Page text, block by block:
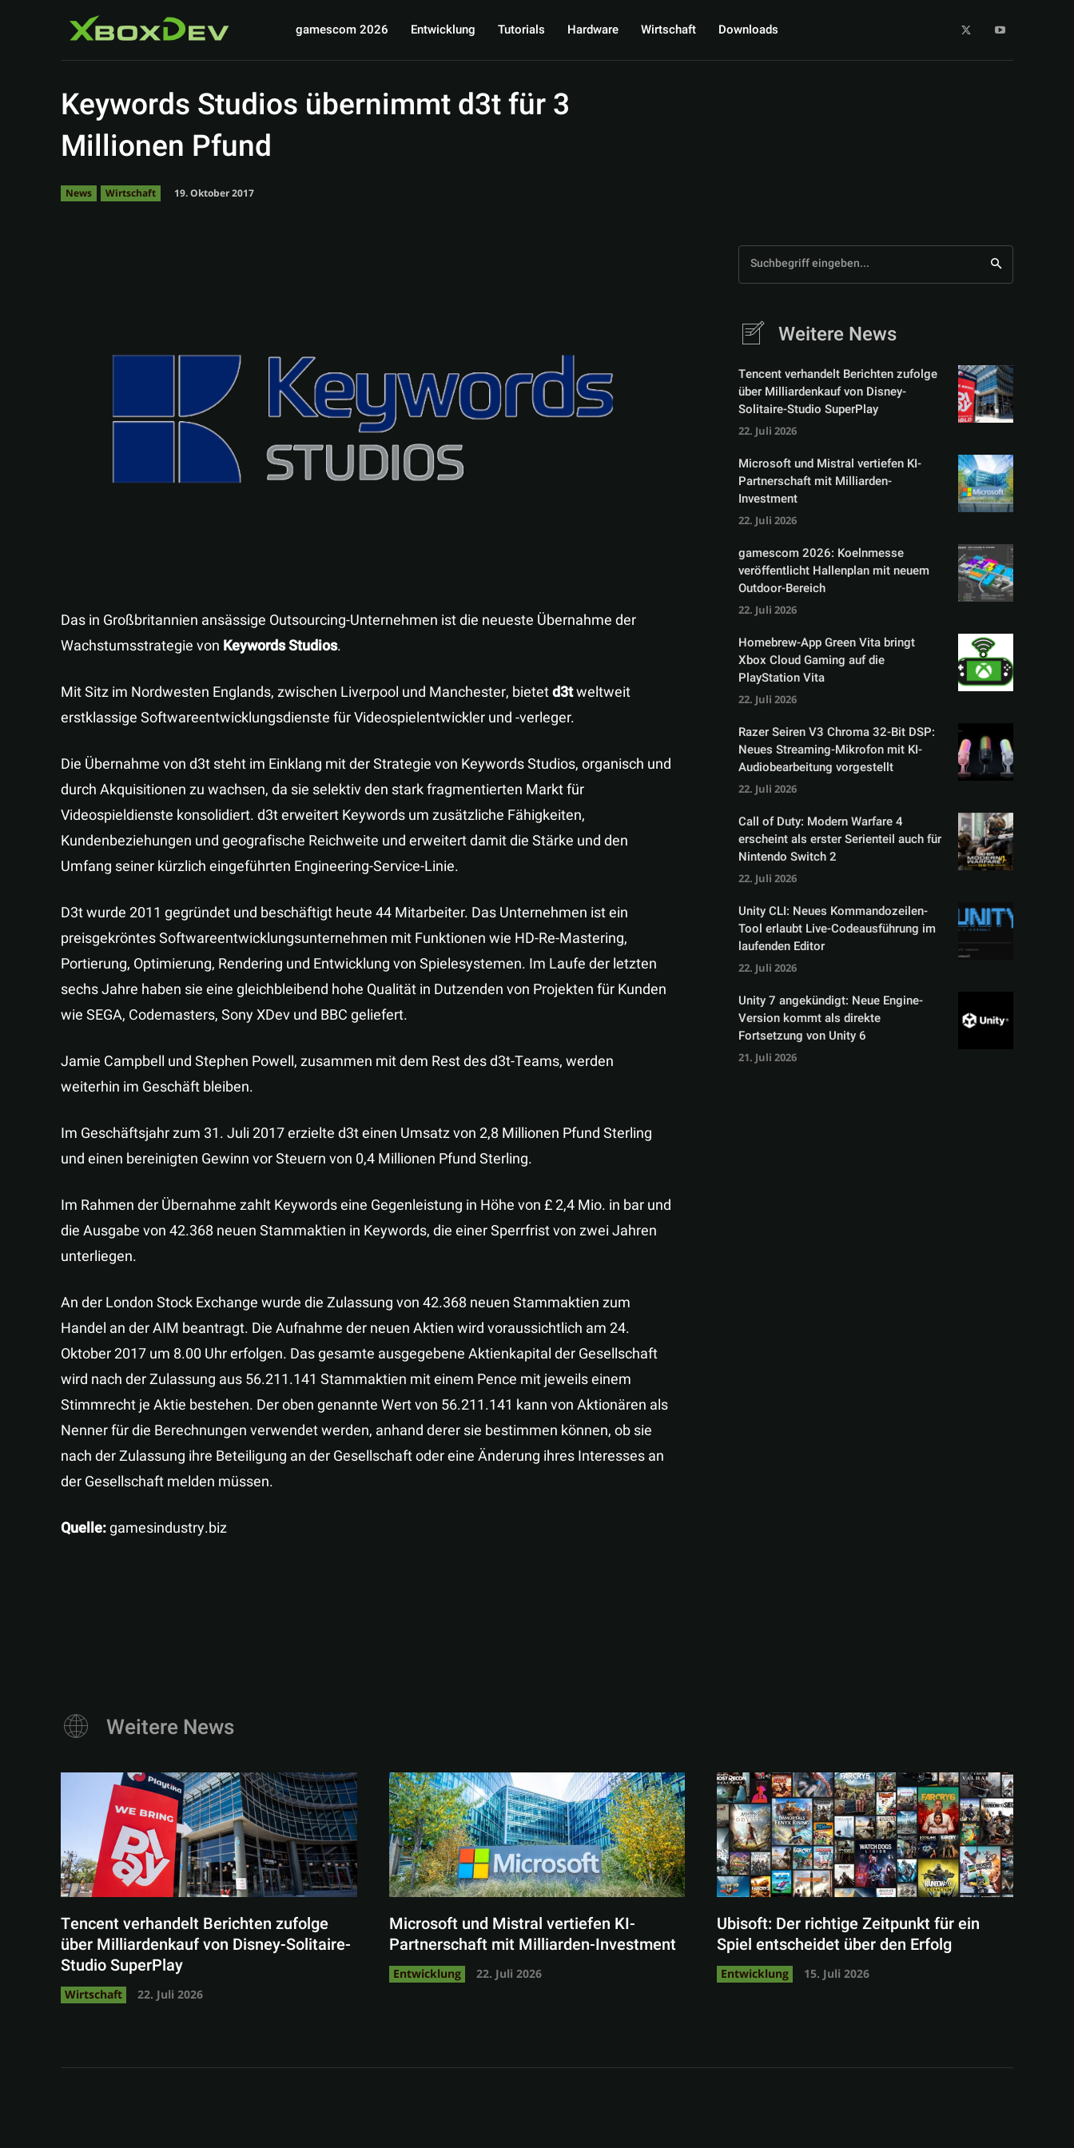
gamescom 2026 Entwicklung Tutorials Hardware Wirtschaft Downloads
Keywords Studios übernimmt d3t für 3
Millionen Pfund
News Wirtschaft 19. Oktober 2017
Das in Großbritannien ansässige Outsourcing-Unternehmen ist die neueste Übernahme der
Wachstumsstrategie von Keywords Studios.
Mit Sitz im Nordwesten Englands, zwischen Liverpool und Manchester, bietetd3tweltweit
erstklassige Softwareentwicklungsdienste für Videospielentwickler und -verleger.
Die Übernahme von d3t steht im Einklang mit der Strategie von Keywords Studios, organisch und
durch Akquisitionen zu wachsen, da sie selektiv den stark fragmentierten Markt für
Videospieldienste konsolidiert. d3t erweitert Keywords um zusätzliche Fähigkeiten,
Kundenbeziehungen und geografische Reichweite und erweitert damit die Stärke und den
Umfang seiner kürzlich eingeführten Engineering-Service-Linie.
D3t wurde 2011 gegründet und beschäftigt heute 44 Mitarbeiter. Das Unternehmen ist ein
preisgekröntes Softwareentwicklungsunternehmen mit Funktionen wie HD-Re-Mastering,
Portierung, Optimierung, Rendering und Entwicklung von Spielesystemen. Im Laufe der letzten
sechs Jahre haben sie eine gleichbleibend hohe Qualität in Dutzenden von Projekten für Kunden
wie SEGA, Codemasters, Sony XDev und BBC geliefert.
Jamie Campbell und Stephen Powell, zusammen mit dem Rest des d3t-Teams, werden
weiterhin im Geschäft bleiben.
Im Geschäftsjahr zum 31. Juli 2017 erzielte d3t einen Umsatz von 2,8 Millionen Pfund Sterling
und einen bereinigten Gewinn vor Steuern von 0,4 Millionen Pfund Sterling.
Im Rahmen der Übernahme zahlt Keywords eine Gegenleistung in Höhe von £ 2,4 Mio. in bar und
die Ausgabe von 42.368 neuen Stammaktien in Keywords, die einer Sperrfrist von zwei Jahren
unterliegen.
An der London Stock Exchange wurde die Zulassung von 42.368 neuen Stammaktien zum
Handel an der AIM beantragt. Die Aufnahme der neuen Aktien wird voraussichtlich am 24.
Oktober 2017 um 8.00 Uhr erfolgen. Das gesamte ausgegebene Aktienkapital der Gesellschaft
wird nach der Zulassung aus 56.211.141 Stammaktien mit einem Pence mit jeweils einem
Stimmrecht je Aktie bestehen. Der oben genannte Wert von 56.211.141 kann von Aktionären als
Nenner für die Berechnungen verwendet werden, anhand derer sie bestimmen können, ob sie
nach der Zulassung ihre Beteiligung an der Gesellschaft oder eine Änderung ihres Interesses an
der Gesellschaft melden müssen.
Quelle:gamesindustry.biz
Suchbegriff eingeben...
Weitere News
Tencent verhandelt Berichten zufolge
über Milliardenkauf von Disney-
Solitaire-Studio SuperPlay
22. Juli 2026
Microsoft und Mistral vertiefen KI-
Partnerschaft mit Milliarden-
Investment
22. Juli 2026
gamescom 2026: Koelnmesse
veröffentlicht Hallenplan mit neuem
Outdoor-Bereich
22. Juli 2026
Homebrew-App Green Vita bringt
Xbox Cloud Gaming auf die
PlayStation Vita
22. Juli 2026
Razer Seiren V3 Chroma 32-Bit DSP:
Neues Streaming-Mikrofon mit KI-
Audiobearbeitung vorgestellt
22. Juli 2026
Call of Duty: Modern Warfare 4
erscheint als erster Serienteil auch für
Nintendo Switch 2
22. Juli 2026
Unity CLI: Neues Kommandozeilen-
Tool erlaubt Live-Codeausführung im
laufenden Editor
22. Juli 2026
Unity 7 angekündigt: Neue Engine-
Version kommt als direkte
Fortsetzung von Unity 6
21. Juli 2026
Weitere News
Tencent verhandelt Berichten zufolge
über Milliardenkauf von Disney-Solitaire-
Studio SuperPlay
Wirtschaft 22. Juli 2026
Microsoft und Mistral vertiefen KI-
Partnerschaft mit Milliarden-Investment
Entwicklung 22. Juli 2026
Ubisoft: Der richtige Zeitpunkt für ein
Spiel entscheidet über den Erfolg
Entwicklung 15. Juli 2026